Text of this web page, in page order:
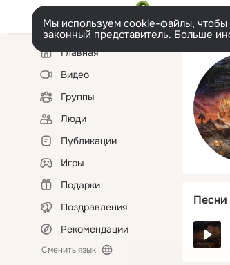
Мы используем cookie-файлы, чтобы
законный представитель. Больше
Левая
колонкаГлавная
Видео
Группы
Люди
Публикации
Игры
Подарки
Поздравления
Рекомендации
Сменить язык
Песни